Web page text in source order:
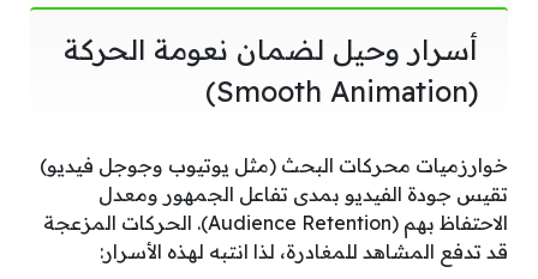
أسرار وحيل لضمان نعومة الحركة
(Smooth Animation)
خوارزميات محركات البحث (مثل يوتيوب وجوجل فيديو)
تقيس جودة الفيديو بمدى تفاعل الجمهور ومعدل
الاحتفاظ بهم (Audience Retention). الحركات المزعجة
قد تدفع المشاهد للمغادرة، لذا انتبه لهذه الأسرار: